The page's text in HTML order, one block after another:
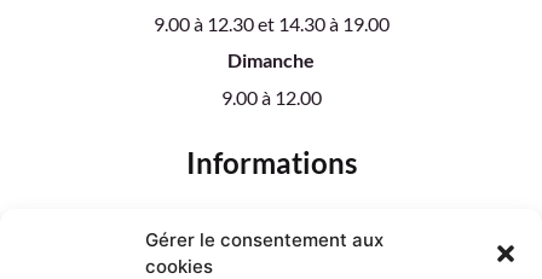
Gérer le consentement aux
cookies
9.00 à 12.30 et 14.30 à 19.00
Dimanche
9.00 à 12.00
Informations
Nos créations florales